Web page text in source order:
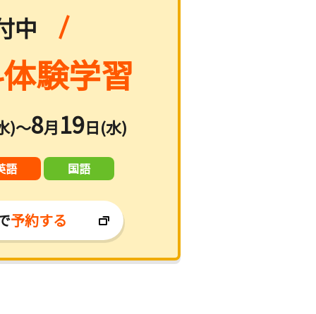
中
験学習
)～8月19日(水)
語 国語
予約する